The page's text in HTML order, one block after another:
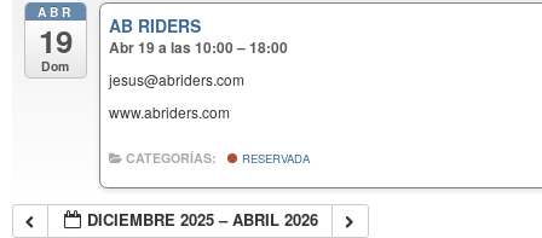
ABR
19
Dom
AB RIDERS
Abr 19 a las 10:00 – 18:00
jesus@abriders.com
www.abriders.com
CATEGORÍAS: RESERVADA
DICIEMBRE 2025 – ABRIL 2026